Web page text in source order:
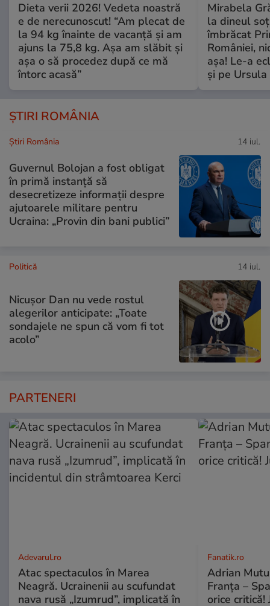
Dieta verii 2026! Vedeta noastră
e de nerecunoscut! “Am plecat de
la 94 kg înainte de vacanță și am
ajuns la 75,8 kg. Așa am slăbit și
așa o să procedez după ce mă
întorc acasă”
Mirabela
la dineul
îmbrăcat
României,
așa! Le-a
și pe
ȘTIRI ROMÂNIA
Știri România 14 iul.
Guvernul Bolojan a fost obligat
în primă instanță să
desecretizeze informații despre
ajutoarele militare pentru
Ucraina: „Provin din bani publici”
Politică 14 iul.
Nicușor Dan nu vede rostul
alegerilor anticipate: „Toate
sondajele ne spun că vom fi tot
acolo”
PARTENERI
Adevarul.ro
Atac spectaculos în Marea
Neagră. Ucrainenii au scufundat
nava rusă „Izumrud”, implicată în
Fanatik.ro
Adrian
Franța –
orice critică!